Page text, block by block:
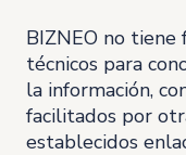
BIZNEO no tiene
técnicos para
la información,
facilitados por
establecidos